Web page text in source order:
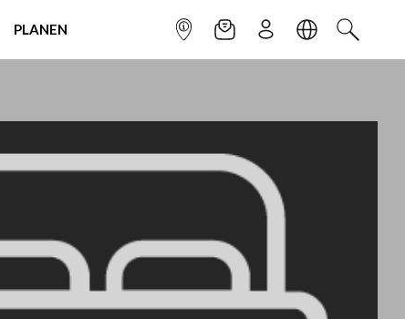
PLANEN INFOPUNKTNEWSLETTER
ANMELDENSPRACHESUCHEN